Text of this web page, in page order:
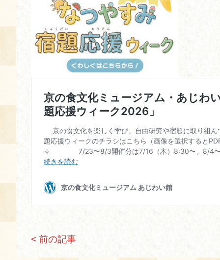
講演会付き料理教室
あじわい館弁当
< 前の記事